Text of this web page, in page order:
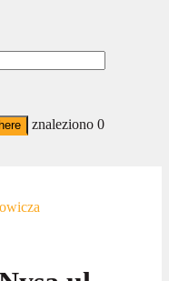
znaleziono 0